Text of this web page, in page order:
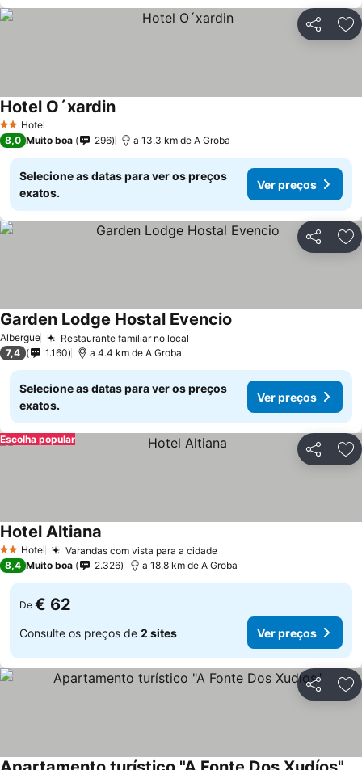
Partilhar
2 Estrelas
Hotel
Hotel O´xardin
8,0 Muito boa 296 a 13.3 km de A Groba
Selecione as datas para ver os preços
exatos.
Ver preços
Partilhar
Albergue Restaurante familiar no local
Garden Lodge Hostal Evencio
7,4 1.160 a 4.4 km de A Groba
Selecione as datas para ver os preços
exatos.
Ver preços
Partilhar
Escolha popular
2 Estrelas
Hotel Varandas com vista para a cidade
Hotel Altiana
8,4 Muito boa 2.326 a 18.8 km de A Groba
De € 62
Consulte os preços de 2 sites Ver preços
Partilhar